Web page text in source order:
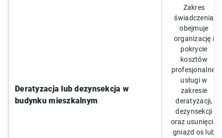
Deratyzacja lub dezynsekcja w
budynku mieszkalnym
Zakres
świadczenia
obejmuje
organizację i
pokrycie
kosztów
profesjonalnej
usługi w
zakresie
deratyzacji,
dezynsekcji
oraz usunięcia
gniazd os lub